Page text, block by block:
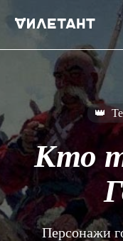
👑
Кто
Персонажи